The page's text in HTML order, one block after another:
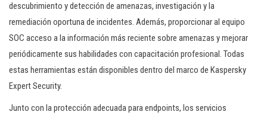
descubrimiento y detección de amenazas, investigación y la
remediación oportuna de incidentes. Además, proporcionar al equipo
SOC acceso a la información más reciente sobre amenazas y mejorar
periódicamente sus habilidades con capacitación profesional. Todas
estas herramientas están disponibles dentro del marco de Kaspersky
Expert Security.
Junto con la protección adecuada para endpoints, los servicios